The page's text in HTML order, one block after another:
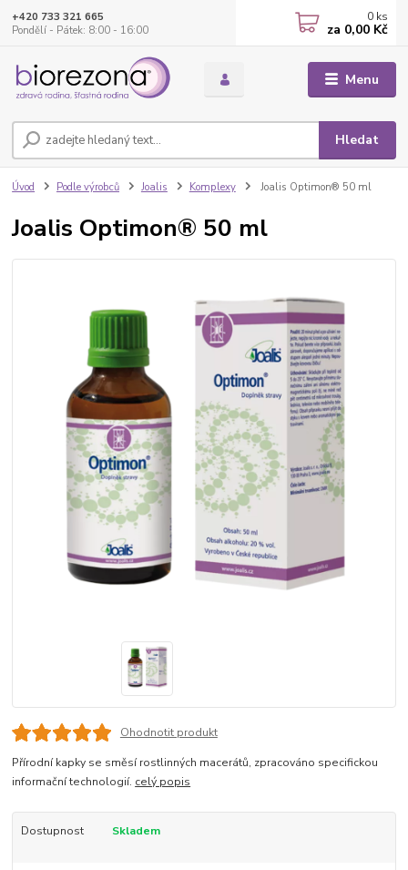
Menu
Hledat
+420 733 321 665
Pondělí - Pátek: 8:00 - 16:00
0 ks
za 0,00 Kč
Úvod Podle výrobců Joalis Komplexy Joalis Optimon® 50 ml
Joalis Optimon® 50 ml
Ohodnotit produkt
Přírodní kapky se směsí rostlinných macerátů, zpracováno specifickou
informační technologií. celý popis
Dostupnost Skladem